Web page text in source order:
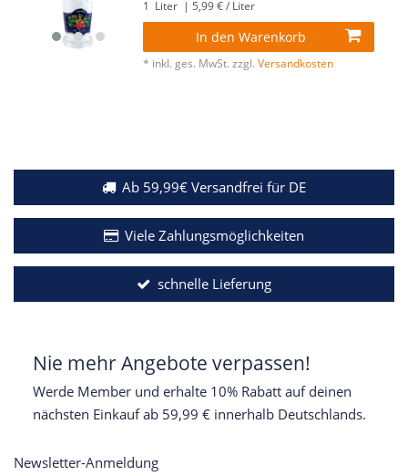
1 Liter | 5,99 € / Liter
In den Warenkorb
* inkl. ges. MwSt. zzgl.Versandkosten
Ab 59,99€ Versandfrei für DE
Viele Zahlungsmöglichkeiten
schnelle Lieferung
Nie mehr Angebote verpassen!
Werde Member und erhalte 10% Rabatt auf deinen
nächsten Einkauf ab 59,99 € innerhalb Deutschlands.
Newsletter-Anmeldung